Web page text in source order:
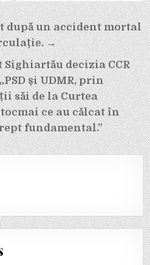
după un accident mortal
→
Sighiartău decizia CCR
și UDMR, prin
săi de la Curtea
ce au călcat în
fundamental.”